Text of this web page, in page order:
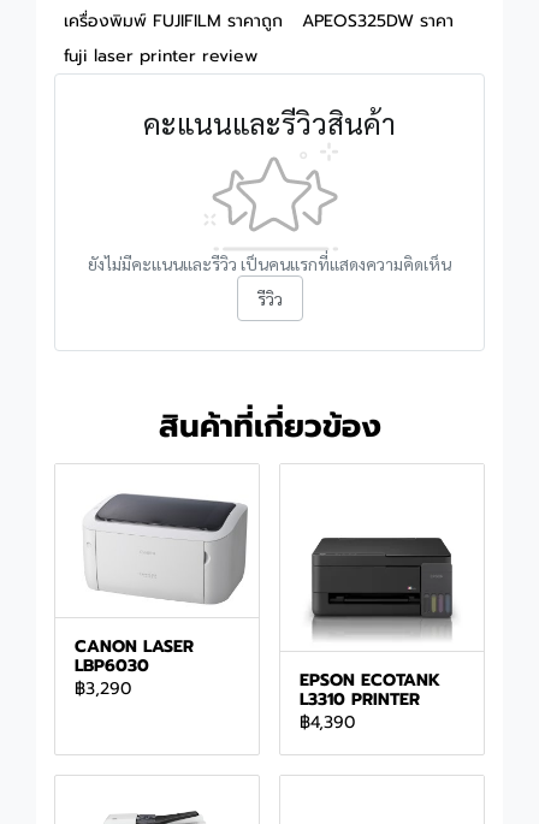
เครื่องพิมพ์ FUJIFILM ราคาถูก
APEOS325DW ราคา
fuji laser printer review
คะแนนและรีวิวสินค้า
ยังไม่มีคะแนนและรีวิว เป็นคนแรกที่แสดงความคิดเห็น
รีวิว
สินค้าที่เกี่ยวข้อง
CANON LASER
LBP6030
฿3,290
EPSON ECOTANK
L3310 PRINTER
฿4,390